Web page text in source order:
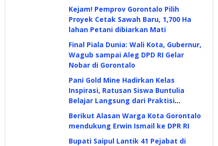
Kejam! Pemprov Gorontalo Pilih
Proyek Cetak Sawah Baru, 1,700 Ha
lahan Petani dibiarkan Mati
Final Piala Dunia: Wali Kota, Gubernur,
Wagub sampai Aleg DPD RI Gelar
Nobar di Gorontalo
Pani Gold Mine Hadirkan Kelas
Inspirasi, Ratusan Siswa Buntulia
Belajar Langsung dari Praktisi
Industri
Berikut Alasan Warga Kota Gorontalo
mendukung Erwin Ismail ke DPR RI
Bupati Saipul Lantik 41 Pejabat di